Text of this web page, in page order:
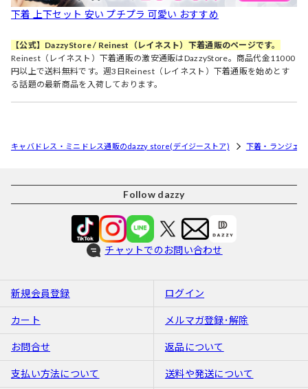
下着 上下セット 安い プチプラ 可愛い おすすめ
【公式】DazzyStore / Reinest（レイネスト）下着通販のページです。
Reinest（レイネスト）下着通販の激安通販はDazzyStore。商品代金11000
円以上で送料無料です。週3日Reinest（レイネスト）下着通販を始めとす
る話題の最新商品を入荷しております。
キャバドレス・ミニドレス通販のdazzy store(デイジーストア) 下着・ランジェ
Follow dazzy
チャットでのお問い合わせ
新規会員登録 ログイン
カート メルマガ登録･解除
お問合せ 返品について
支払い方法について 送料や発送について